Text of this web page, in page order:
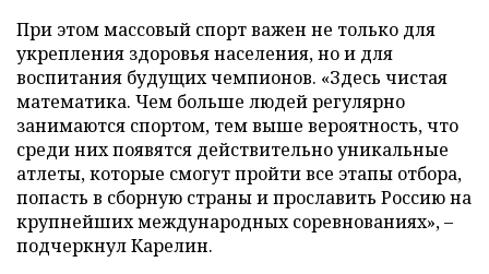
При этом массовый спорт важен не только для
укрепления здоровья населения, но и для
воспитания будущих чемпионов. «Здесь чистая
математика. Чем больше людей регулярно
занимаются спортом, тем выше вероятность, что
среди них появятся действительно уникальные
атлеты, которые смогут пройти все этапы отбора,
попасть в сборную страны и прославить Россию на
крупнейших международных соревнованиях», –
подчеркнул Карелин.